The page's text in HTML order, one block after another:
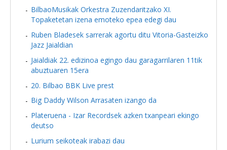
BilbaoMusikak Orkestra Zuzendaritzako XI.
Topaketetan izena emoteko epea edegi dau
Ruben Bladesek sarrerak agortu ditu Vitoria-Gasteizko
Jazz Jaialdian
Jaialdiak 22. edizinoa egingo dau garagarrilaren 11tik
abuztuaren 15era
20. Bilbao BBK Live prest
Big Daddy Wilson Arrasaten izango da
Plateruena - Izar Recordsek azken txanpeari ekingo
deutso
Lurium seikoteak irabazi dau